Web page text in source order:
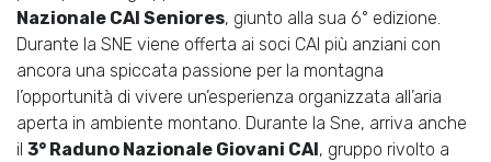
Nazionale CAI Seniores, giunto alla sua 6° edizione.
Durante la SNE viene offerta ai soci CAI più anziani con
ancora una spiccata passione per la montagna
l’opportunità di vivere un’esperienza organizzata all’aria
aperta in ambiente montano. Durante la Sne, arriva anche
il 3° Raduno Nazionale Giovani CAI, gruppo rivolto a